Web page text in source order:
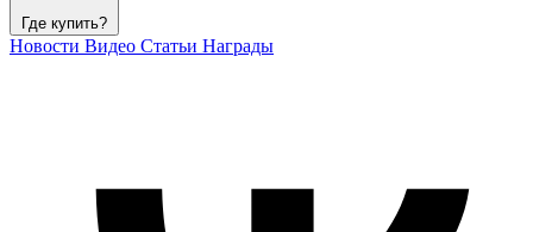
Где купить?
Новости Видео Статьи Награды